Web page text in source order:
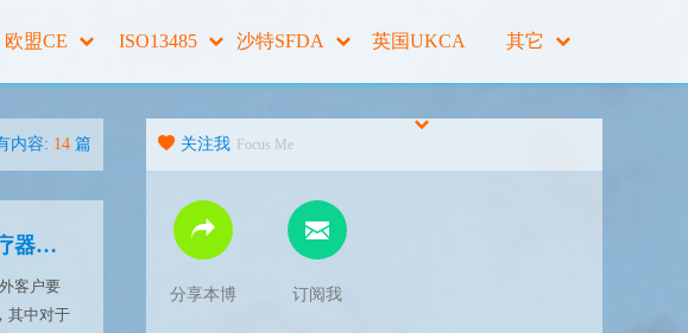
欧盟CE ISO13485 沙特SFDA 英国UKCA 其它
内容: 14 篇
好消息：国家药监局新规，国内没有拿证，也可以办理医疗器械自由销售证
客户要
其中对于
关注我 Focus Me
分享本博 订阅我